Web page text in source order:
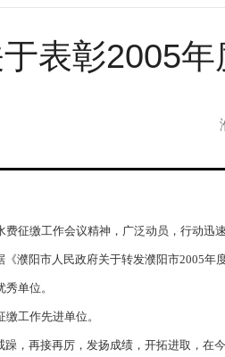
表彰2005
征缴工作会议精神，广泛动员，行动
濮阳市人民政府关于转发濮阳市2005
单位。
工作先进单位。
，再接再厉，发扬成绩，开拓进取，